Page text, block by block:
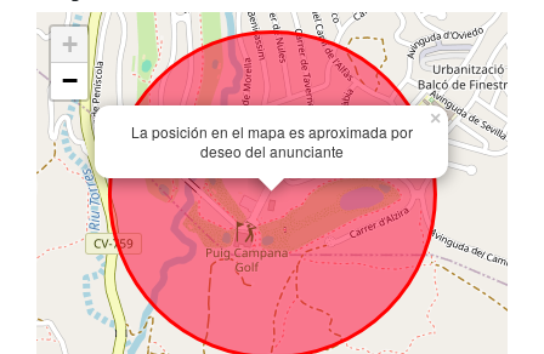
La posición en el mapa es aproximada por
deseo del anunciante
×
+
−